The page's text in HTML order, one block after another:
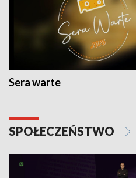
Sera warte
SPOŁECZEŃSTWO